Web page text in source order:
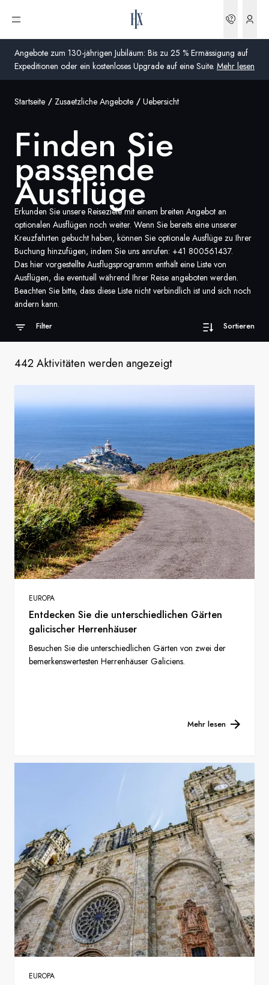
Angebote zum 130-jährigen Jubiläum: Bis zu 25 % Ermässigung auf
Expeditionen oder ein kostenloses Upgrade auf eine Suite. Mehr lesen
Menü öffnen
Schweiz
Australien
Vereinigtes Königreich (England, Schottland, Wales
und Nordirland)
USA
Deutschland
Schweiz
Frankreich
Schweden
Norwegen
Global
Startseite Zusaetzliche Angebote Uebersicht
Finden Sie
passende
Ausflüge
Erkunden Sie unsere Reiseziele mit einem breiten Angebot an
optionalen Ausflügen noch weiter. Wenn Sie bereits eine unserer
Kreuzfahrten gebucht haben, können Sie optionale Ausflüge zu Ihrer
Buchung hinzufügen, indem Sie uns anrufen: +41 800561437.
Das hier vorgestellte Ausflugsprogramm enthält eine Liste von
Ausflügen, die eventuell während Ihrer Reise angeboten werden.
Beachten Sie bitte, dass diese Liste nicht verbindlich ist und sich noch
ändern kann.
Filter Sortieren
442 Aktivitäten werden angezeigt
EUROPA
Entdecken Sie die unterschiedlichen Gärten
galicischer Herrenhäuser
Besuchen Sie die unterschiedlichen Gärten von zwei der
bemerkenswertesten Herrenhäuser Galiciens.
Mehr lesen
EUROPA